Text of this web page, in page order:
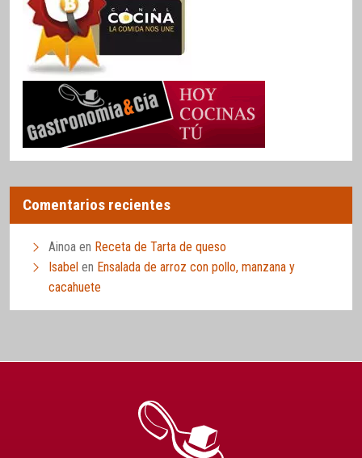
Comentarios recientes
Ainoa en Receta de Tarta de queso
Isabel en Ensalada de arroz con pollo, manzana y
cacahuete